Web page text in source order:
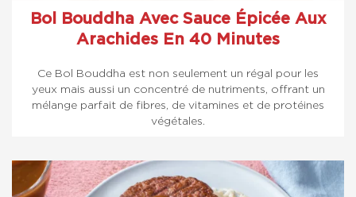
Bol Bouddha Avec Sauce Épicée Aux
Arachides En 40 Minutes
Ce Bol Bouddha est non seulement un régal pour les
yeux mais aussi un concentré de nutriments, offrant un
mélange parfait de fibres, de vitamines et de protéines
végétales.